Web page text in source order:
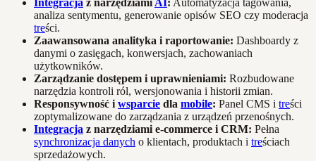
analiza sentymentu, generowanie opisów SEO czy moderacja
treści.
Zaawansowana analityka i raportowanie: Dashboardy z
danymi o zasięgach, konwersjach, zachowaniach
użytkowników.
Zarządzanie dostępem i uprawnieniami: Rozbudowane
narzędzia kontroli ról, wersjonowania i historii zmian.
Responsywność i wsparcie dla mobile: Panel CMS i treści
zoptymalizowane do zarządzania z urządzeń przenośnych.
Integracja z narzędziami e-commerce i CRM: Pełna
synchronizacja danych o klientach, produktach i treściach
sprzedażowych.